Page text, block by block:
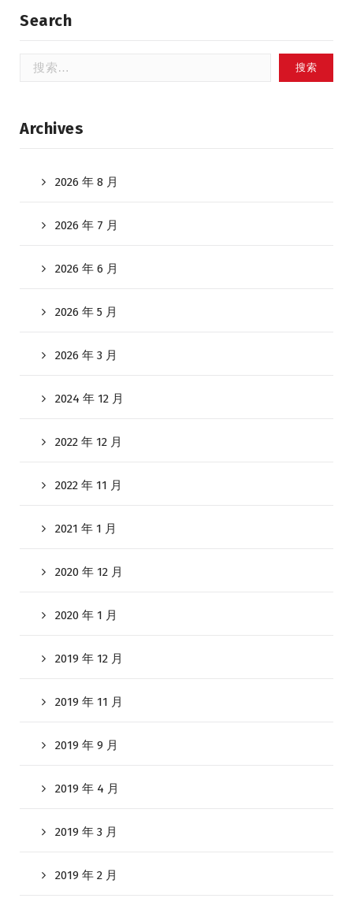
Search
Archives
2026 年 8 月
2026 年 7 月
2026 年 6 月
2026 年 5 月
2026 年 3 月
2024 年 12 月
2022 年 12 月
2022 年 11 月
2021 年 1 月
2020 年 12 月
2020 年 1 月
2019 年 12 月
2019 年 11 月
2019 年 9 月
2019 年 4 月
2019 年 3 月
2019 年 2 月